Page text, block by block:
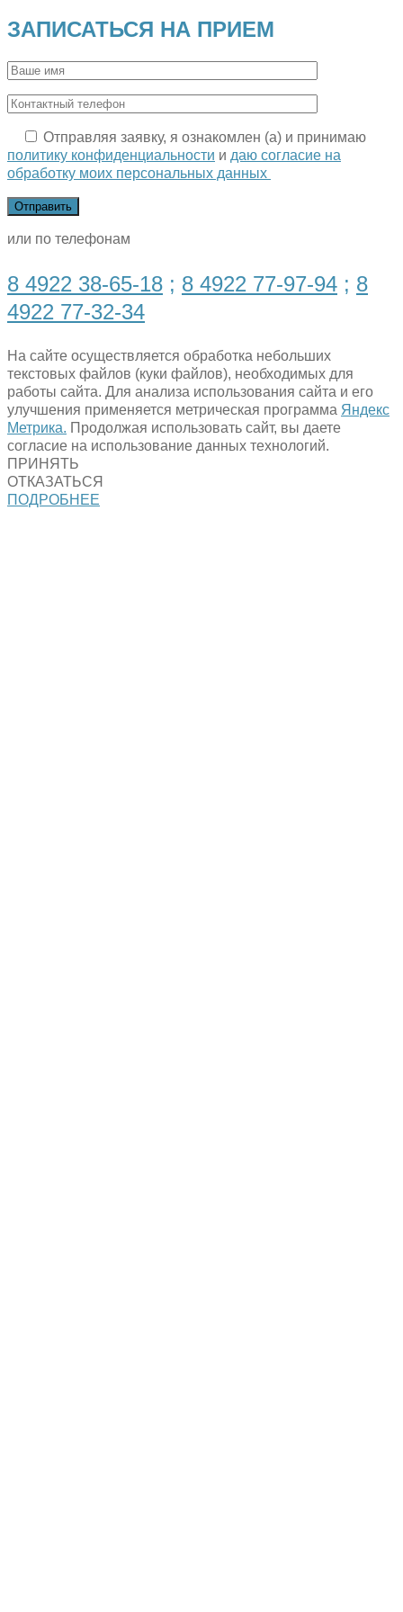
ЗАПИСАТЬСЯ НА ПРИЕМ
Отправляя заявку, я ознакомлен (а) и принимаю
политику конфиденциальности и даю согласие на
обработку моих персональных данных
или по телефонам
8 4922 38-65-18 ; 8 4922 77-97-94 ; 8
4922 77-32-34
На сайте осуществляется обработка небольших
текстовых файлов (куки файлов), необходимых для
работы сайта. Для анализа использования сайта и его
улучшения применяется метрическая программа Яндекс
Метрика. Продолжая использовать сайт, вы даете
согласие на использование данных технологий.
ПРИНЯТЬ
ОТКАЗАТЬСЯ
ПОДРОБНЕЕ